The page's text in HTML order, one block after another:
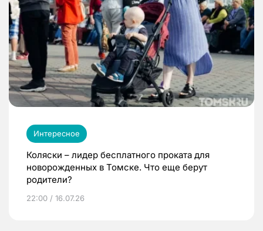
Интересное
Коляски – лидер бесплатного проката для
новорожденных в Томске. Что еще берут
родители?
22:00 / 16.07.26